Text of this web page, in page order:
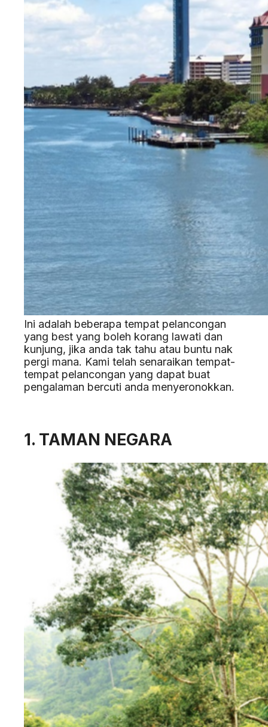
Ini adalah beberapa tempat pelancongan
yang best yang boleh korang lawati dan
kunjung, jika anda tak tahu atau buntu nak
pergi mana. Kami telah senaraikan tempat-
tempat pelancongan yang dapat buat
pengalaman bercuti anda menyeronokkan.
1. TAMAN NEGARA